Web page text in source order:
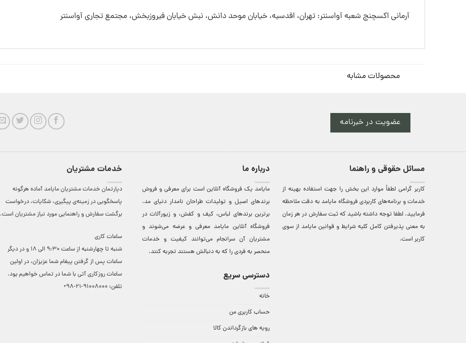
آرمانی اکسچنج شعبه آواسنتر: تهران، اقدسیه، خیابان موحد دانش، نبش خیابان فیروزبخش، مجتمع تجاری آواسنتر
محصولات مشابه
عضویت در خبرنامه
مسائل حقوقی و راهنما
کاربر گرامی لطفاً موارد این بخش را جهت استفاده بهینه از
خدمات و برنامه‌‏های کاربردی فروشگاه مایامد به دقت ملاحظه
فرمایید. لطفا توجه داشته باشید که ثبت سفارش در هر زمان
به معنی پذیرفتن کامل کلیه شرایط و قوانین مایامد از سوی
کاربر است.
درباره ما
مایامد يک فروشگاه آنلاين است برای معرفی و فروش
برندهای اصيل و توليدات طراحان نامدار دنيای مد.
برترين‌ برندهای لباس، کيف و کفش، و زيورآلات در
فروشگاه آنلاين مایامد معرفی و عرضه می‌شوند و
مشتريان آن سرانجام می‌توانند کيفيت و خدمات
منحصر به فردی را که به دنبالش هستند تجربه کنند.
دسترسی سریع
خانه
حساب کاربری من
رویه های بازگرداندن کالا
خدمات مشتریان
دپارتمان خدمات مشتریان مایامد آماده هرگونه
پاسخگویی در زمینه‌ی پیگیری، شکایات، درخواست
برگشت سفارش و راهنمایی مورد نیاز مشتریان است.
ساعات کاری
شنبه تا چهارشنبه از ساعت 9:30 الی 18 و در دیگر
ساعات ‌پس از گرفتن پیغام شما عزیزان، در اولین
ساعات روزکاری آتی با شما در تماس خواهیم بود.
تلفن: 91008000-21-98+